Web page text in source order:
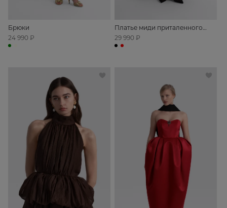
Брюки
24 990 ₽
Платье миди приталенного
силуэта с открытыми плечами
29 990 ₽